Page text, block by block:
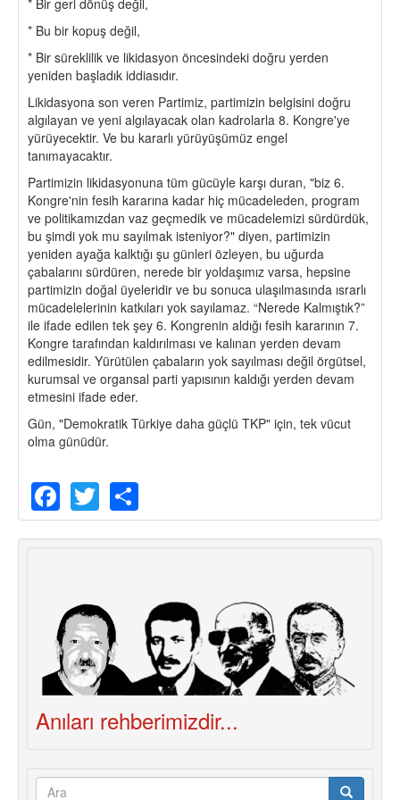
* Bu bir kopuş değil,
* Bir süreklilik ve likidasyon öncesindeki doğru yerden
yeniden başladık iddiasıdır.
Likidasyona son veren Partimiz, partimizin belgisini doğru
algılayan ve yeni algılayacak olan kadrolarla 8. Kongre'ye
yürüyecektir. Ve bu kararlı yürüyüşümüz engel
tanımayacaktır.
Partimizin likidasyonuna tüm gücüyle karşı duran, "biz 6.
Kongre'nin fesih kararına kadar hiç mücadeleden, program
ve politikamızdan vaz geçmedik ve mücadelemizi sürdürdük,
bu şimdi yok mu sayılmak isteniyor?" diyen, partimizin
yeniden ayağa kalktığı şu günleri özleyen, bu uğurda
çabalarını sürdüren, nerede bir yoldaşımız varsa, hepsine
partimizin doğal üyeleridir ve bu sonuca ulaşılmasında ısrarlı
mücadelelerinin katkıları yok sayılamaz. “Nerede Kalmıştık?”
ile ifade edilen tek şey 6. Kongrenin aldığı fesih kararının 7.
Kongre tarafından kaldırılması ve kalınan yerden devam
edilmesidir. Yürütülen çabaların yok sayılması değil örgütsel,
kurumsal ve organsal parti yapısının kaldığı yerden devam
etmesini ifade eder.
Gün, "Demokratik Türkiye daha güçlü TKP" için, tek vücut
olma günüdür.
Facebook
Twitter
Anıları rehberimizdir...
Arama